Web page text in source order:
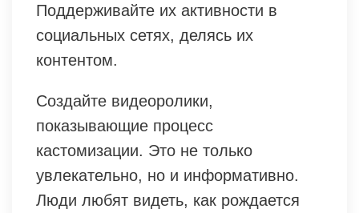
Поддерживайте их активности в
социальных сетях, делясь их
контентом.
Создайте видеоролики,
показывающие процесс
кастомизации. Это не только
увлекательно, но и информативно.
Люди любят видеть, как рождается